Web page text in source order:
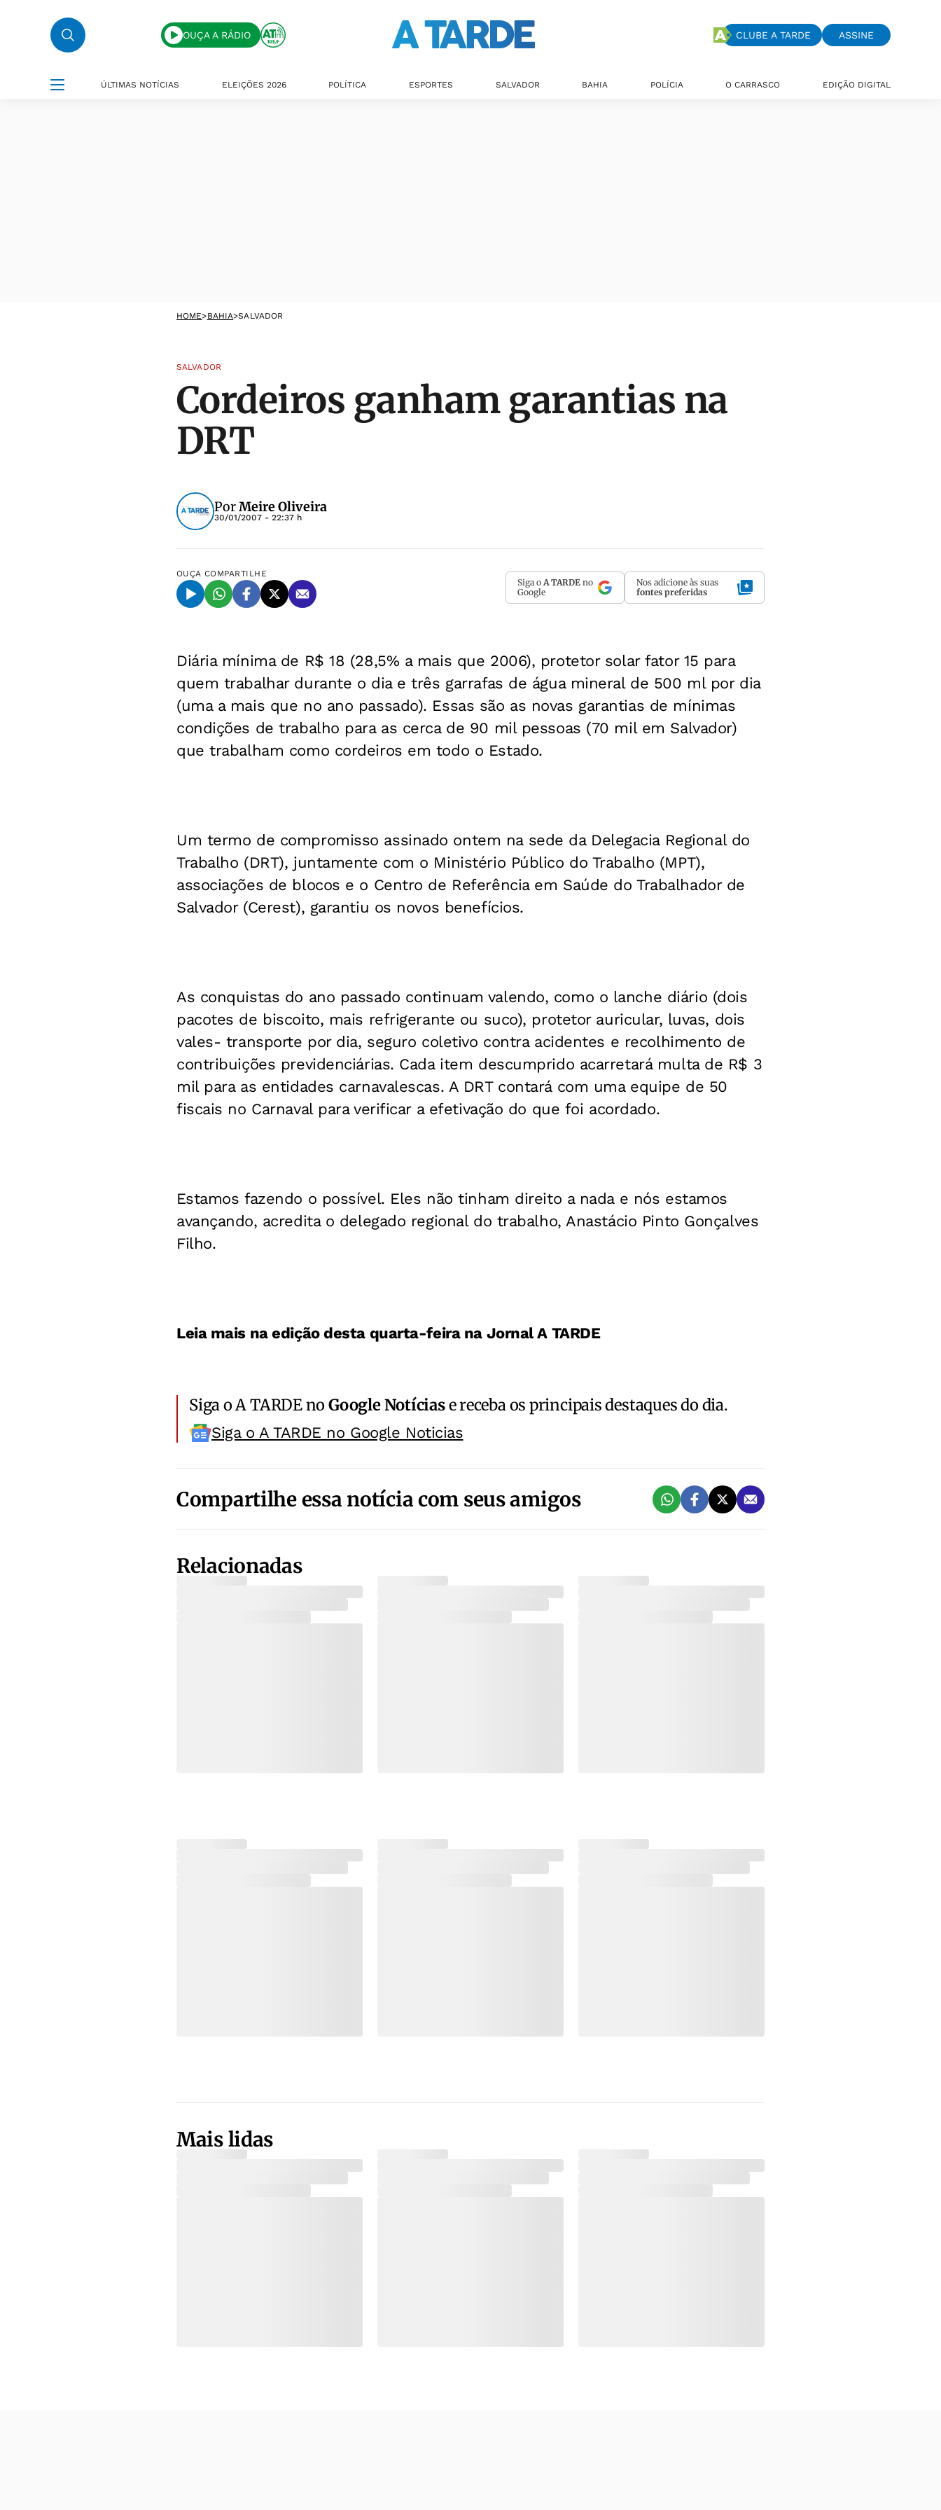
OUÇA A RÁDIO CLUBE A TARDE ASSINE
ÚLTIMAS NOTÍCIAS ELEIÇÕES 2026 POLÍTICA ESPORTES SALVADOR BAHIA POLÍCIA O CARRASCO EDIÇÃO DIGITAL
HOME>BAHIA>SALVADOR
SALVADOR
Cordeiros ganham garantias na
DRT
PorMeire Oliveira
30/01/2007 - 22:37 h
OUÇA COMPARTILHE
Siga o A TARDE no
Google
Nos adicione às suas
fontes preferidas
Diária mínima de R$ 18 (28,5% a mais que 2006), protetor solar fator 15 para
quem trabalhar durante o dia e três garrafas de água mineral de 500 ml por dia
(uma a mais que no ano passado). Essas são as novas garantias de mínimas
condições de trabalho para as cerca de 90 mil pessoas (70 mil em Salvador)
que trabalham como cordeiros em todo o Estado.
Um termo de compromisso assinado ontem na sede da Delegacia Regional do
Trabalho (DRT), juntamente com o Ministério Público do Trabalho (MPT),
associações de blocos e o Centro de Referência em Saúde do Trabalhador de
Salvador (Cerest), garantiu os novos benefícios.
As conquistas do ano passado continuam valendo, como o lanche diário (dois
pacotes de biscoito, mais refrigerante ou suco), protetor auricular, luvas, dois
vales- transporte por dia, seguro coletivo contra acidentes e recolhimento de
contribuições previdenciárias. Cada item descumprido acarretará multa de R$ 3
mil para as entidades carnavalescas. A DRT contará com uma equipe de 50
fiscais no Carnaval para verificar a efetivação do que foi acordado.
Estamos fazendo o possível. Eles não tinham direito a nada e nós estamos
avançando, acredita o delegado regional do trabalho, Anastácio Pinto Gonçalves
Filho.
Leia mais na edição desta quarta-feira na Jornal A TARDE
Siga o A TARDE noGoogle Notíciase receba os principais destaques do dia.
Siga o A TARDE no Google Noticias
Compartilhe essa notícia com seus amigos
Relacionadas
Mais lidas